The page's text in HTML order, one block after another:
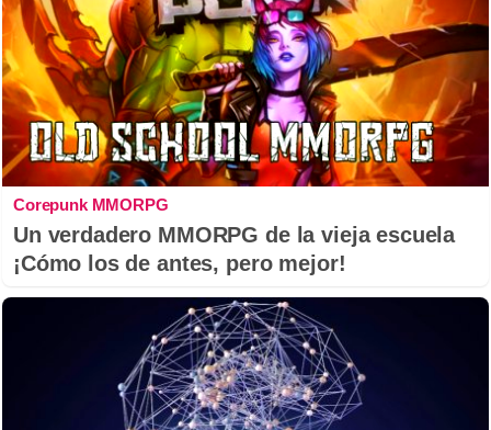
Corepunk MMORPG
Un verdadero MMORPG de la vieja escuela
¡Cómo los de antes, pero mejor!